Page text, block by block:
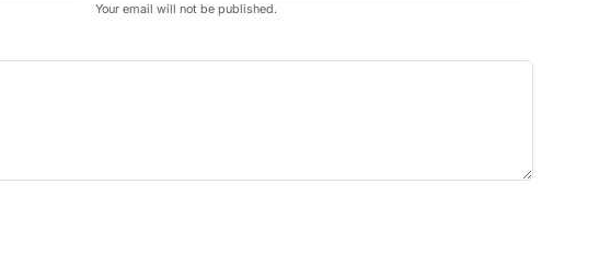
Your email will not be published.